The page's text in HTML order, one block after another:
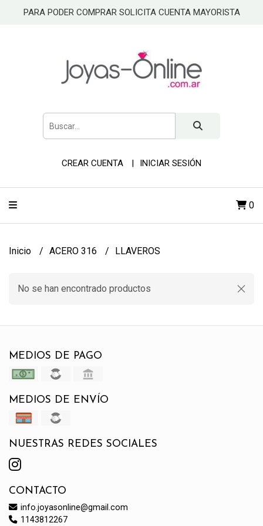
PARA PODER COMPRAR SOLICITA CUENTA MAYORISTA
CREAR CUENTA INICIAR SESIÓN
0
Inicio ACERO 316 LLAVEROS
No se han encontrado productos
MEDIOS DE PAGO
MEDIOS DE ENVÍO
NUESTRAS REDES SOCIALES
CONTACTO
info.joyasonline@gmail.com
1143812267